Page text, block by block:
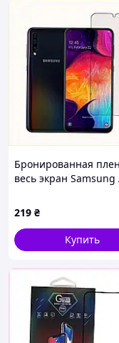
Бронированная
весь экран Samsung
219 ₴
Купить